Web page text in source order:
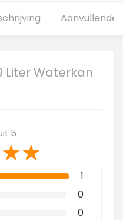
Aanvullende
Liter Waterkan
5
★★
1
0
0